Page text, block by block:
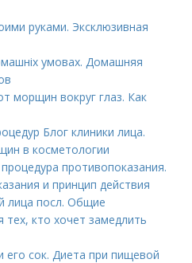
руками. Эксклюзивная
умовах. Домашняя
морщин вокруг глаз. Как
Блог клиники лица.
в косметологии
противопоказания.
и принцип действия
лица посл. Общие
тех, кто хочет замедлить
его сок. Диета при пищевой